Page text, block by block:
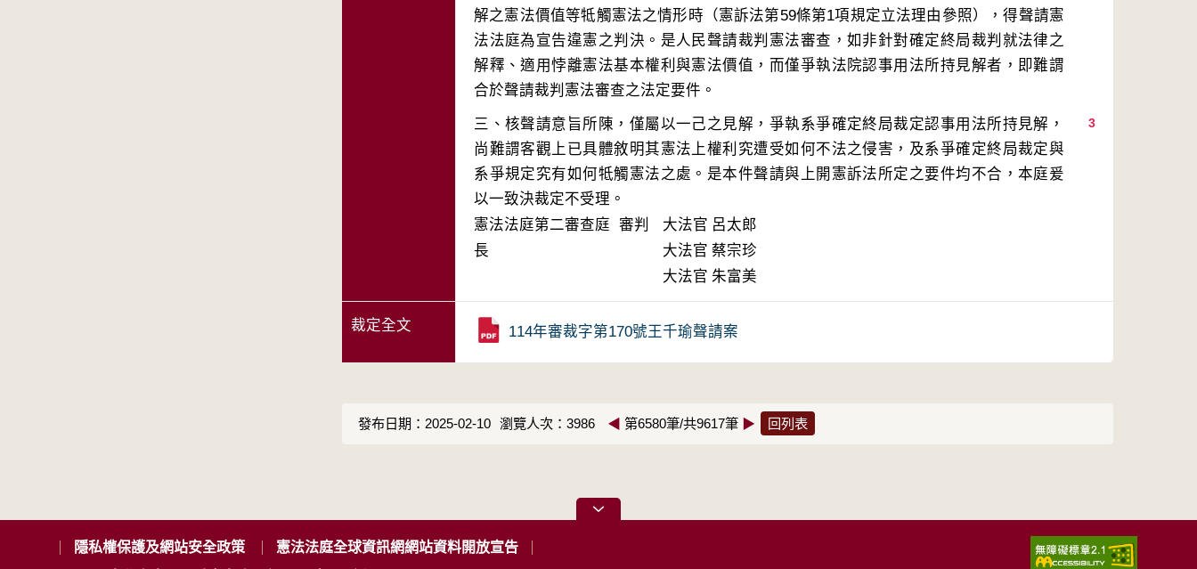
解之憲法價值等牴觸憲法之情形時（憲訴法第59條第1項規定立法理由參照），得聲請憲
法法庭為宣告違憲之判決。是人民聲請裁判憲法審查，如非針對確定終局裁判就法律之
解釋、適用悖離憲法基本權利與憲法價值，而僅爭執法院認事用法所持見解者，即難謂
3
三、核聲請意旨所陳，僅屬以一己之見解，爭執系爭確定終局裁定認事用法所持見解，
尚難謂客觀上已具體敘明其憲法上權利究遭受如何不法之侵害，及系爭確定終局裁定與
系爭規定究有如何牴觸憲法之處。是本件聲請與上開憲訴法所定之要件均不合，本庭爰
以一致決裁定不受理。
憲法法庭第二審查庭 審判
長
大法官 呂太郎
大法官 蔡宗珍
大法官 朱富美
裁定全文 114年審裁字第170號王千瑜聲請案
發布日期：2025-02-10 瀏覽人次：3986 ◀ 第6580筆/共9617筆 ▶ 回列表
隱私權保護及網站安全政策 憲法法庭全球資訊網網站資料開放宣告